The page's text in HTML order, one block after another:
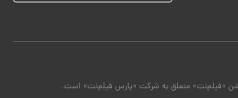
«فیلم‌نت» متعلق به شرکت «پارس فیلم‌نت» است.